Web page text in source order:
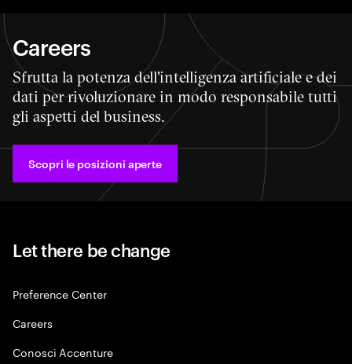
Careers
Sfrutta la potenza dell'intelligenza artificiale e dei
dati per rivoluzionare in modo responsabile tutti
gli aspetti del business.
Scopri le posizioni aperte
Let there be change
Preference Center
Careers
Conosci Accenture